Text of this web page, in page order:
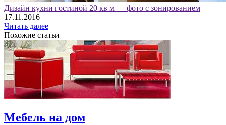
Дизайн кухни гостиной 20 кв м — фото с зонированием
17.11.2016
Читать далее
Похожие статьи
Мебель на дом